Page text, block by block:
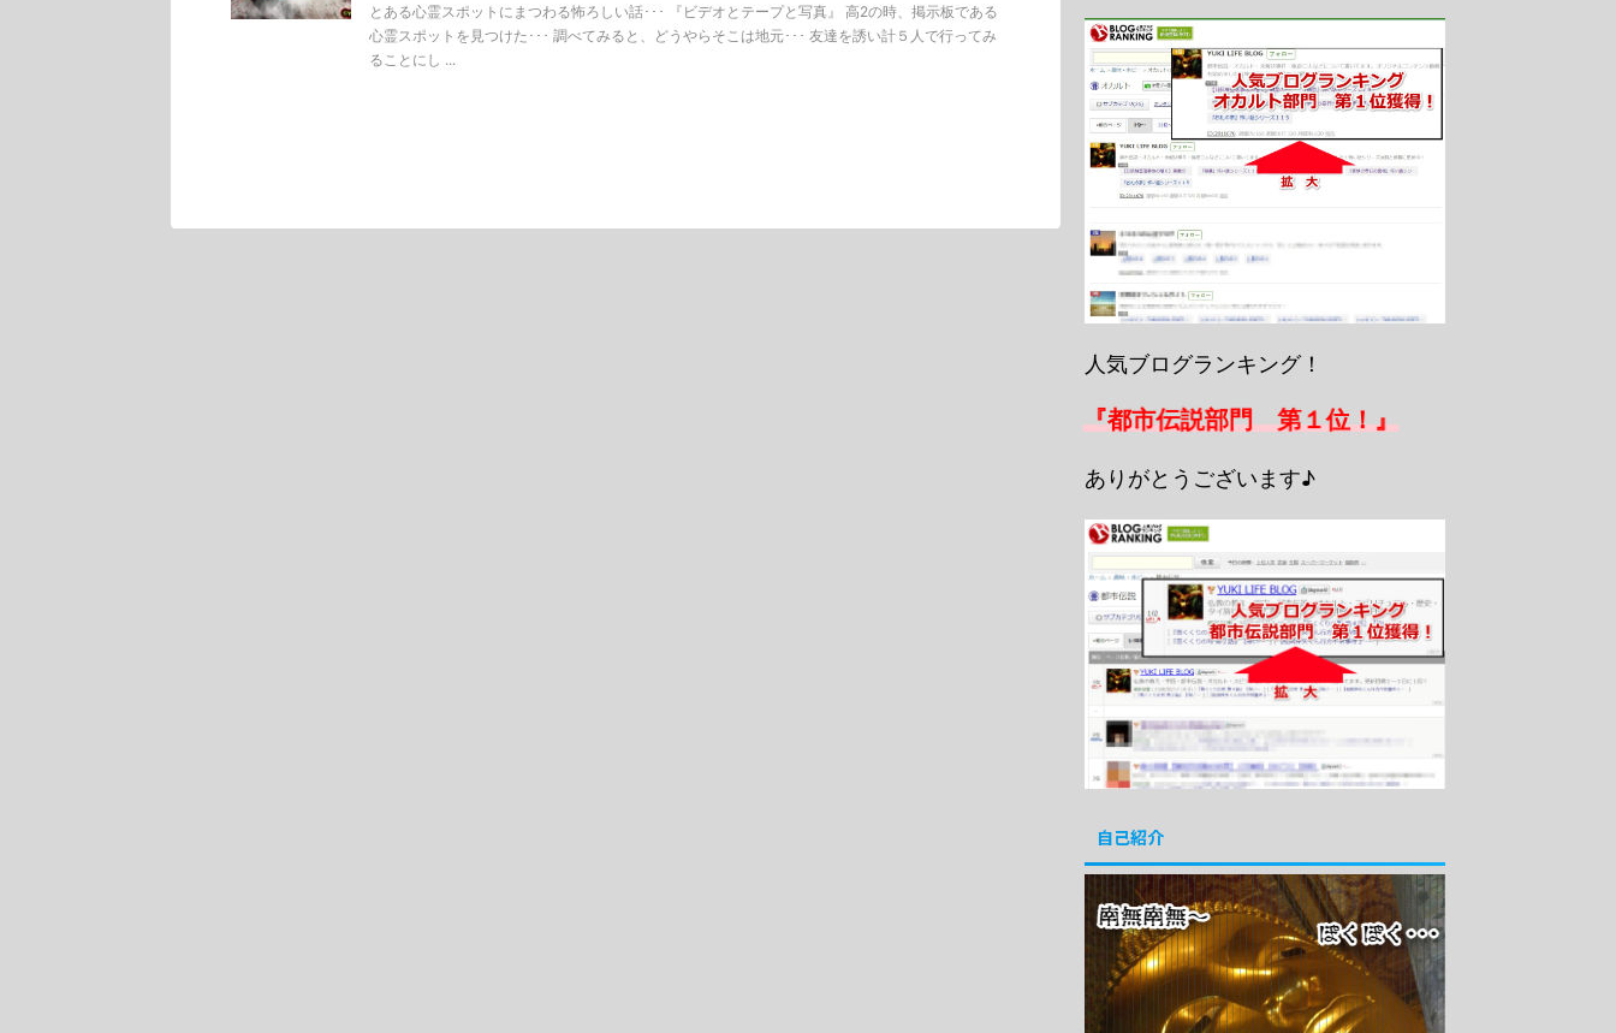
とある心霊スポットにまつわる怖ろしい話･･･ 『ビデオとテープと写真』 高2の時、掲示板である
心霊スポットを見つけた･･･ 調べてみると、どうやらそこは地元･･･ 友達を誘い計５人で行ってみ
ることにし ...
人気ブログランキング！
『都市伝説部門 第１位！』
ありがとうございます♪
自己紹介